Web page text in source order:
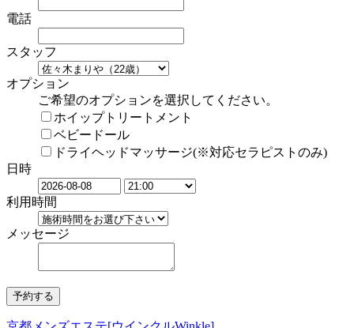
電話
スタッフ
オプション
ご希望のオプションを選択してください。
ホイップトリートメント
ベビードール
ドライヘッドマッサージ(※対応セラピストのみ)
日時
利用時間
メッセージ